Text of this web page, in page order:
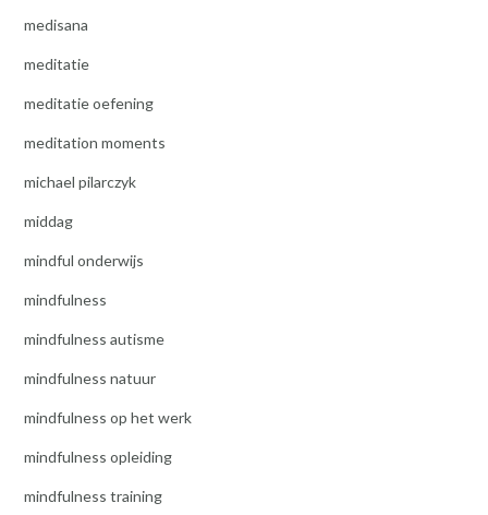
medisana
meditatie
meditatie oefening
meditation moments
michael pilarczyk
middag
mindful onderwijs
mindfulness
mindfulness autisme
mindfulness natuur
mindfulness op het werk
mindfulness opleiding
mindfulness training